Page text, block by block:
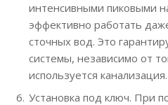
интенсивными пиковыми
эффективно работать
сточных вод. Это
системы, независимо от
используется канализация.
Установка под ключ. При